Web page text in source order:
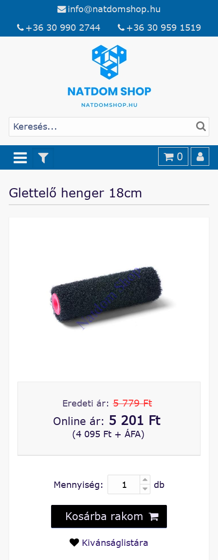
info@natdomshop.hu
+36 30 990 2744
+36 30 959 1519
0
Glettelő henger 18cm
Eredeti ár: 5 779 Ft
Online ár: 5 201 Ft
(4 095 Ft + ÁFA)
Mennyiség: db
Kosárba rakom
Kivánságlistára